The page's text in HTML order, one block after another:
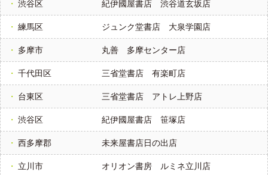
渋谷区 紀伊國屋書店 渋谷道玄坂店
練馬区 ジュンク堂書店 大泉学園店
多摩市 丸善 多摩センター店
千代田区 三省堂書店 有楽町店
台東区 三省堂書店 アトレ上野店
渋谷区 紀伊國屋書店 笹塚店
西多摩郡 未来屋書店日の出店
立川市 オリオン書房 ルミネ立川店